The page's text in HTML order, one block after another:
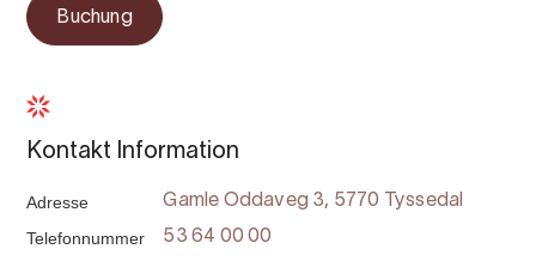
Buchung
Kontakt Information
Adresse Gamle Oddaveg 3, 5770 Tyssedal
Telefonnummer 53 64 00 00